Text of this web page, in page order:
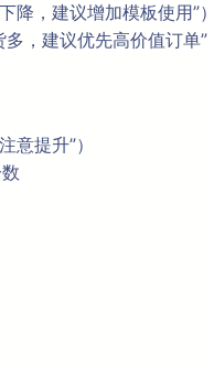
，建议增加模板使用”）
，建议优先高价值订单”
提升”）